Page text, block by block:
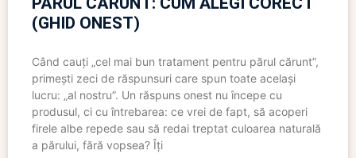
(GHID ONEST)
Când cauți „cel mai bun tratament pentru părul cărunt”,
primești zeci de răspunsuri care spun toate același
lucru: „al nostru”. Un răspuns onest nu începe cu
produsul, ci cu întrebarea: ce vrei de fapt, să acoperi
firele albe repede sau să redai treptat culoarea naturală
a părului, fără vopsea? Îți